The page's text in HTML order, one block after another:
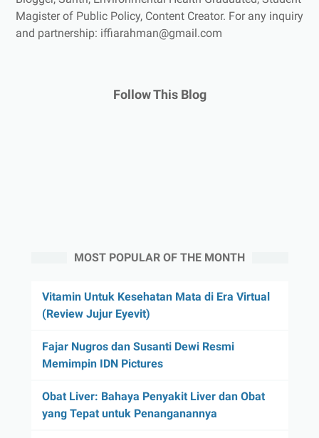
Magister of Public Policy, Content Creator. For any inquiry
and partnership: iffiarahman@gmail.com
Follow This Blog
MOST POPULAR OF THE MONTH
Vitamin Untuk Kesehatan Mata di Era Virtual
(Review Jujur Eyevit)
Fajar Nugros dan Susanti Dewi Resmi
Memimpin IDN Pictures
Obat Liver: Bahaya Penyakit Liver dan Obat
yang Tepat untuk Penanganannya